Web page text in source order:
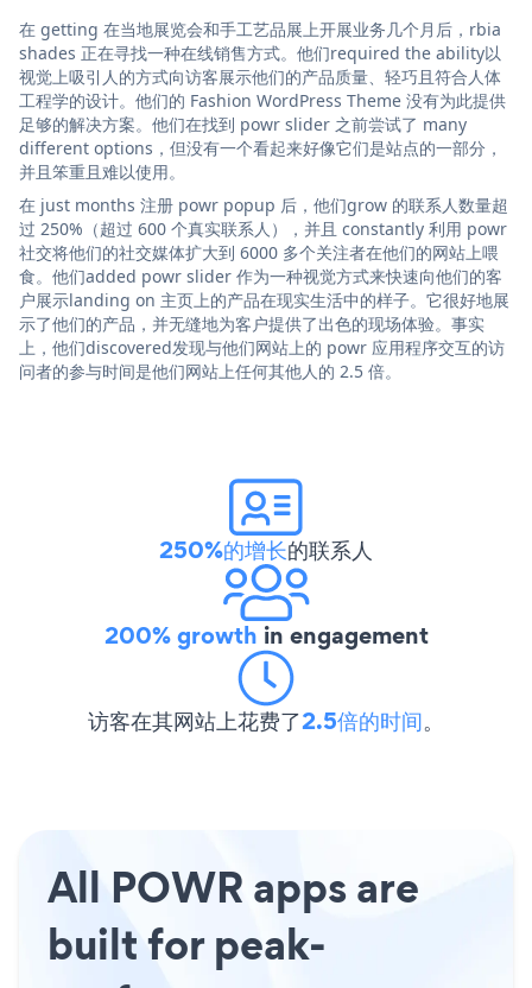
在 getting 在当地展览会和手工艺品展上开展业务几个月后，rbia
shades 正在寻找一种在线销售方式。他们required the ability以
视觉上吸引人的方式向访客展示他们的产品质量、轻巧且符合人体
工程学的设计。他们的 Fashion WordPress Theme 没有为此提供
足够的解决方案。他们在找到 powr slider 之前尝试了 many
different options，但没有一个看起来好像它们是站点的一部分，
并且笨重且难以使用。
在 just months 注册 powr popup 后，他们grow 的联系人数量超
过 250%（超过 600 个真实联系人），并且 constantly 利用 powr
社交将他们的社交媒体扩大到 6000 多个关注者在他们的网站上喂
食。他们added powr slider 作为一种视觉方式来快速向他们的客
户展示landing on 主页上的产品在现实生活中的样子。它很好地展
示了他们的产品，并无缝地为客户提供了出色的现场体验。事实
上，他们discovered发现与他们网站上的 powr 应用程序交互的访
问者的参与时间是他们网站上任何其他人的 2.5 倍。
250%的增长的联系人
200% growth in engagement
访客在其网站上花费了2.5倍的时间。
All POWR apps are
built for peak-